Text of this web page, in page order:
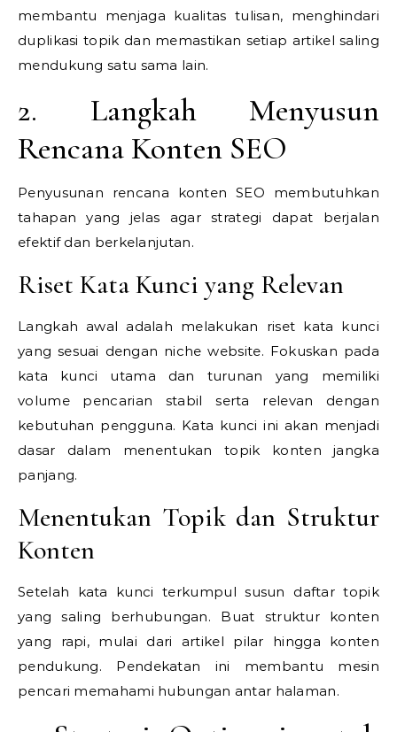
membantu menjaga kualitas tulisan, menghindari
duplikasi topik dan memastikan setiap artikel saling
mendukung satu sama lain.
2. Langkah Menyusun
Rencana Konten SEO
Penyusunan rencana konten SEO membutuhkan
tahapan yang jelas agar strategi dapat berjalan
efektif dan berkelanjutan.
Riset Kata Kunci yang Relevan
Langkah awal adalah melakukan riset kata kunci
yang sesuai dengan niche website. Fokuskan pada
kata kunci utama dan turunan yang memiliki
volume pencarian stabil serta relevan dengan
kebutuhan pengguna. Kata kunci ini akan menjadi
dasar dalam menentukan topik konten jangka
panjang.
Menentukan Topik dan Struktur
Konten
Setelah kata kunci terkumpul susun daftar topik
yang saling berhubungan. Buat struktur konten
yang rapi, mulai dari artikel pilar hingga konten
pendukung. Pendekatan ini membantu mesin
pencari memahami hubungan antar halaman.